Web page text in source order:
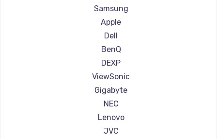
Ремонт мониторов Titan Army
Ремонт мониторов iFFALCON
Ремонт мониторов Dahua
Samsung
Apple
Dell
BenQ
DEXP
ViewSonic
Gigabyte
NEC
Lenovo
JVC